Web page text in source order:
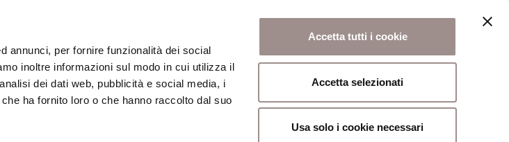
annunci, per fornire funzionalità dei social
inoltre informazioni sul modo in cui utilizza il
dei dati web, pubblicità e social media, i
ha fornito loro o che hanno raccolto dal suo
Accetta tutti i cookie
Accetta selezionati
Usa solo i cookie necessari
Centro Studi Religiosi Scuola Alti Studi